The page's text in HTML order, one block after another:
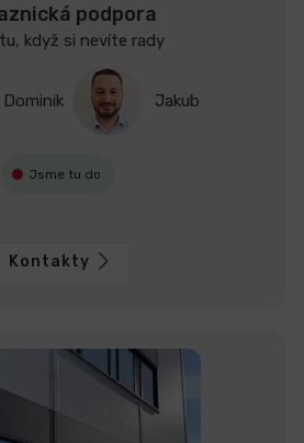
podpora
když si nevíte rady
Dominik Jakub
Jsme tu do
Kontakty